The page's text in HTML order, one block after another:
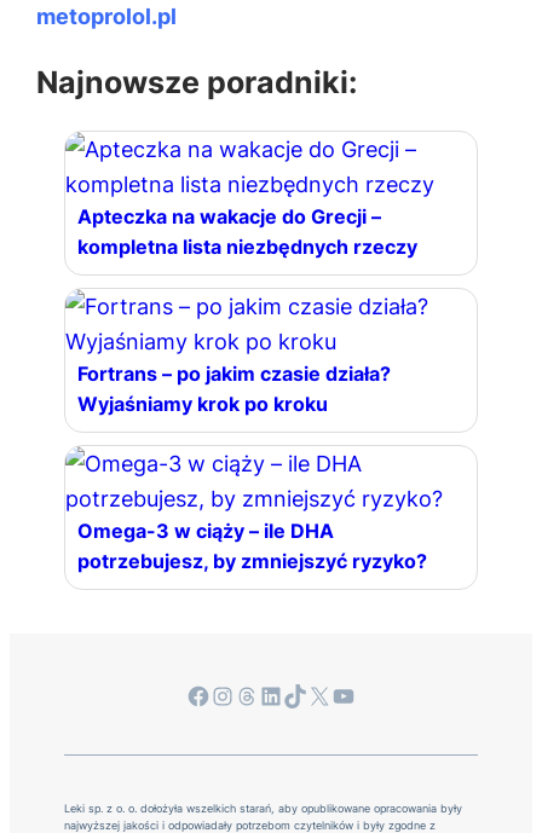
metoprolol.pl
Najnowsze poradniki:
Apteczka na wakacje do Grecji –
kompletna lista niezbędnych rzeczy
Fortrans – po jakim czasie działa?
Wyjaśniamy krok po kroku
Omega-3 w ciąży – ile DHA
potrzebujesz, by zmniejszyć ryzyko?
Facebook InstagramThreads LinkedIn TikTok X YouTube
Leki sp. z o. o. dołożyła wszelkich starań, aby opublikowane opracowania były
najwyższej jakości i odpowiadały potrzebom czytelników i były zgodne z